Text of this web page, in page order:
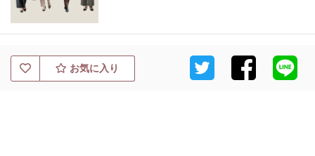
お気に入り